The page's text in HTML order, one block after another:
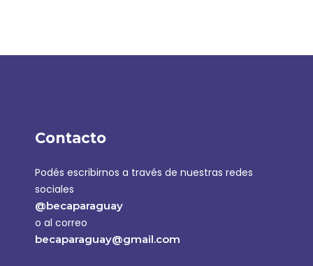
Contacto
Podés escribirnos a través de nuestras redes
sociales
@becaparaguay
o al correo
becaparaguay@gmail.com